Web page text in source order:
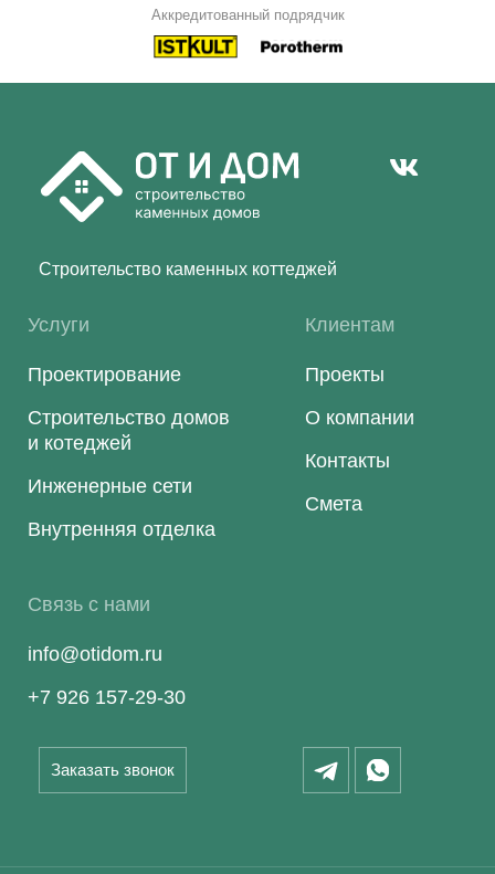
Аккредитованный подрядчик
Строительство каменных коттеджей
Услуги
Проектирование
Строительство домов
и котеджей
Инженерные сети
Внутренняя отделка
Клиентам
Проекты
О компании
Контакты
Смета
Связь с нами
info@otidom.ru
+7 926 157-29-30
Заказать звонок